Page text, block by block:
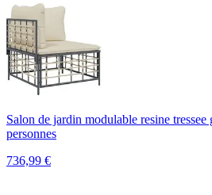
Salon de jardin modulable resine
personnes
736,99 €